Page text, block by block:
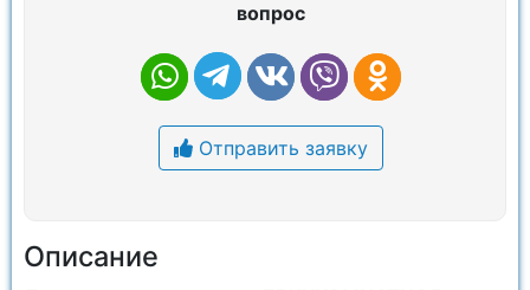
вопрос
Отправить заявку
Описание